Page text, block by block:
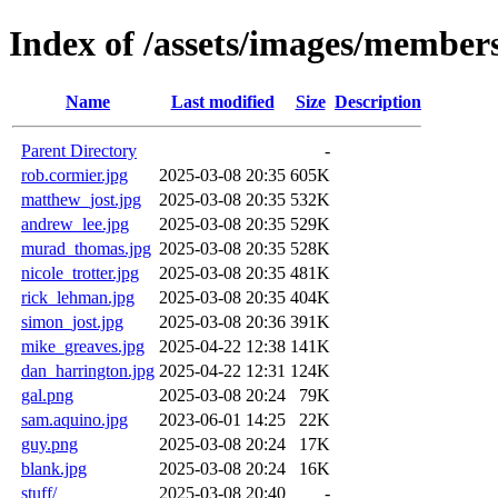
Index of /assets/images/
Name Last modified Size Description
Parent Directory
-
rob.cormier.jpg
2025-03-08 20:35 605K
matthew_jost.jpg
2025-03-08 20:35 532K
andrew_lee.jpg
2025-03-08 20:35 529K
murad_thomas.jpg 2025-03-08 20:35 528K
nicole_trotter.jpg
2025-03-08 20:35 481K
rick_lehman.jpg
2025-03-08 20:35 404K
simon_jost.jpg
2025-03-08 20:36 391K
mike_greaves.jpg
2025-04-22 12:38 141K
dan_harrington.jpg 2025-04-22 12:31 124K
gal.png
2025-03-08 20:24
79K
sam.aquino.jpg
2023-06-01 14:25
22K
guy.png
2025-03-08 20:24
17K
blank.jpg
2025-03-08 20:24
16K
stuff/
2025-03-08 20:40 -